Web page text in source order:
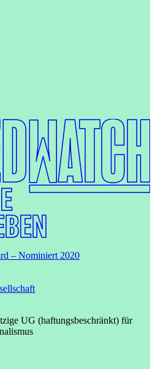
UG (haftungsbeschränkt) für